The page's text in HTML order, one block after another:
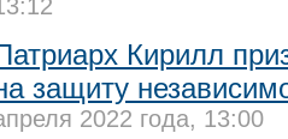
Кирилл
защиту
2022 года, 13:00